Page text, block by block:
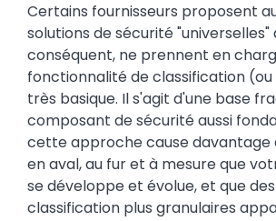
Certains fournisseurs proposent
solutions de sécurité "universelles"
conséquent, ne prennent en
fonctionnalité de classification
très basique. Il s'agit d'une base
composant de sécurité aussi
cette approche cause davantage
en aval, au fur et à mesure que
se développe et évolue, et que
classification plus granulaires